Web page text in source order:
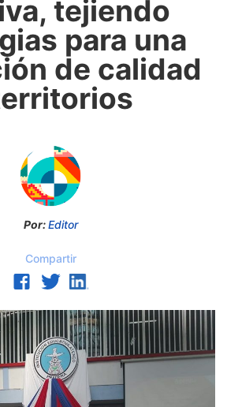
tejiendo
para una
de calidad
Por:Editor
Compartir